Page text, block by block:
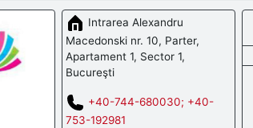
Intrarea Alexandru
Macedonski nr. 10, Parter,
Apartament 1, Sector 1,
Bucureşti
+40-744-680030; +40-
753-192981